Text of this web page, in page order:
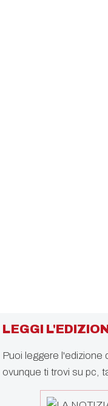
LEGGI
Puoi leggere l'edizione
ovunque ti trovi su pc,